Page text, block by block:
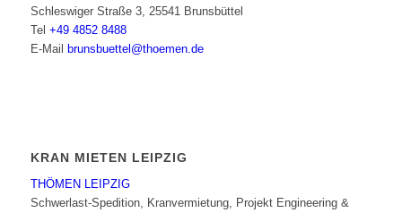
Schleswiger Straße 3, 25541 Brunsbüttel
Tel +49 4852 8488
E-Mail
brunsbuettel@thoemen.de
KRAN MIETEN LEIPZIG
THÖMEN LEIPZIG
Schwerlast-Spedition, Kranvermietung, Projekt Engineering &